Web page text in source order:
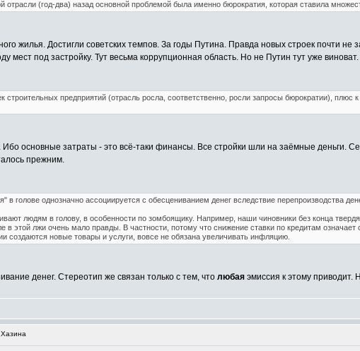
отрасли (год-два) назад основной проблемой была именно бюрократия, которая ставила
жилья. Достигли советских темпов. За годы Путина. Правда новых строек почти не
мест под застройку. Тут весьма коррупционная область. Но не Путин тут уже
строительных предприятий (отрасль росла, соответственно, росли запросы бюрократии), плюс
основные затраты - это всё-таки финансы. Все стройки шли на заёмные деньги.
прежним.
голове однозначно ассоциируется с обесцениванием денег вследствие перепроизводства
людям в голову, в особенности по зомбоящику. Например, наши чиновники без конца
этой лжи очень мало правды. В частности, потому что снижение ставки по кредитам означает
создаются новые товары и услуги, вовсе не обязана увеличивать инфляцию.
денег. Стереотип же связан только с тем, что любая эмиссия к этому приводит.